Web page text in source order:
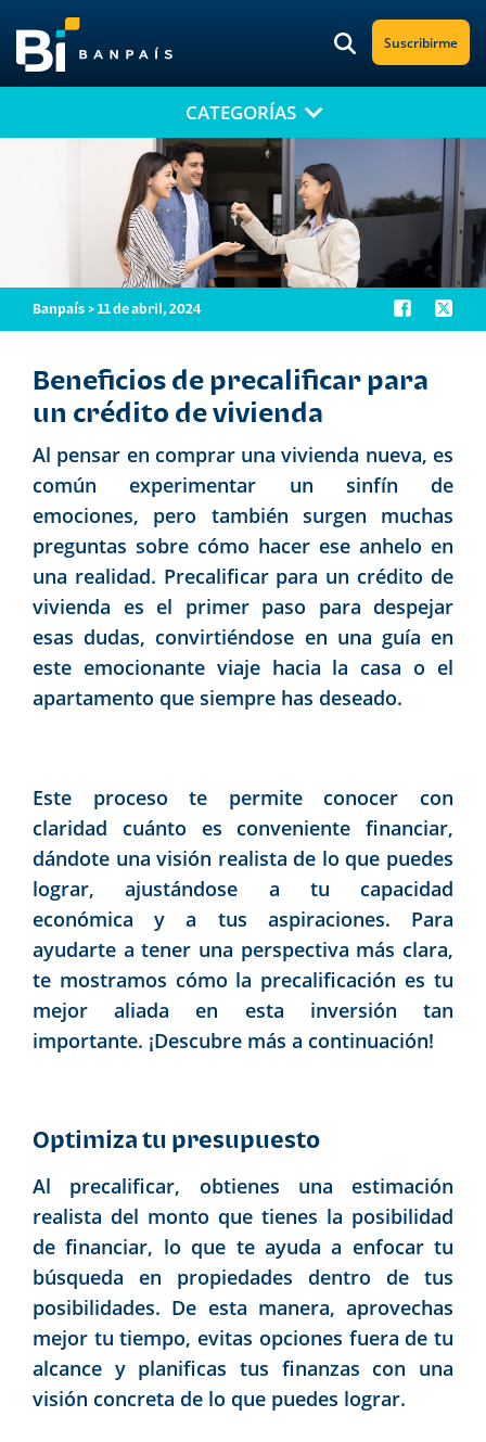
Suscribirme
¡No te pierdas nuestro nuevo contenido!
Suscríbete a nuestro blog y recibe mensualmente en tu correo
electrónico, las noticias más relevantes.
CATEGORÍAS
Banpaís > 11 de abril, 2024
Beneficios de precalificar para
un crédito de vivienda
Al pensar en comprar una vivienda nueva, es
común experimentar un sinfín de
emociones, pero también surgen muchas
preguntas sobre cómo hacer ese anhelo en
una realidad. Precalificar para un crédito de
vivienda es el primer paso para despejar
esas dudas, convirtiéndose en una guía en
este emocionante viaje hacia la casa o el
apartamento que siempre has deseado.
Este proceso te permite conocer con
claridad cuánto es conveniente financiar,
dándote una visión realista de lo que puedes
lograr, ajustándose a tu capacidad
económica y a tus aspiraciones. Para
ayudarte a tener una perspectiva más clara,
te mostramos cómo la precalificación es tu
mejor aliada en esta inversión tan
importante. ¡Descubre más a continuación!
Optimiza tu presupuesto
Al precalificar, obtienes una estimación
realista del monto que tienes la posibilidad
de financiar, lo que te ayuda a enfocar tu
búsqueda en propiedades dentro de tus
posibilidades. De esta manera, aprovechas
mejor tu tiempo, evitas opciones fuera de tu
alcance y planificas tus finanzas con una
visión concreta de lo que puedes lograr.